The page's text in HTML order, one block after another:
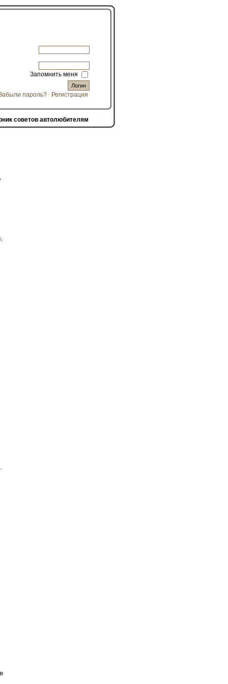
Запомнить меня
пароль? Регистрация
советов автолюбителям